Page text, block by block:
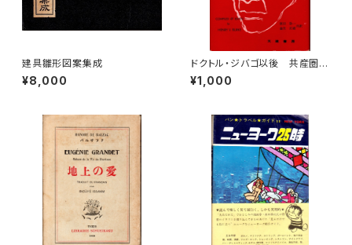
建具雛形図案集成
¥8,000
ドクトル・ジバゴ以後 共産圏の
作家たち
¥1,000